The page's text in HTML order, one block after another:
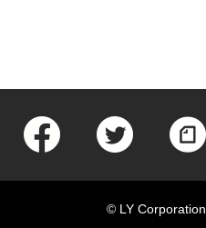
©︎ LY Corporation